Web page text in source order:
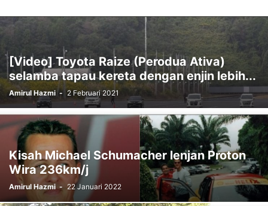
PANDUAN REVIU RODA TIGA TEKNOLOGI TIPS TRAK
VIDEO
[Video] Toyota Raize (Perodua Ativa)
selamba tapau kereta dengan enjin lebih...
Amirul Hazmi - 2 Februari 2021
Kisah Michael Schumacher lenjan Proton
Wira 236km/j
Amirul Hazmi - 22 Januari 2022